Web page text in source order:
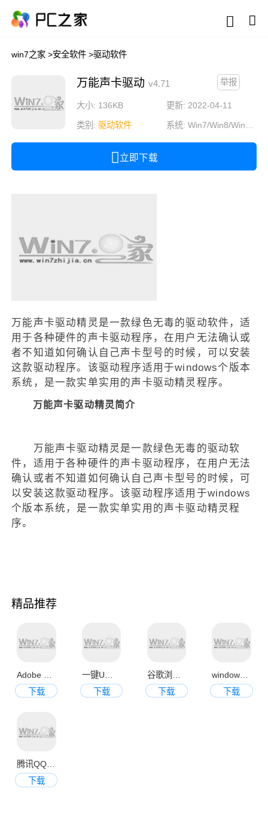
win7之家 >安全软件 >驱动软件
万能声卡驱动 v4.71 举报
大小: 136KB 更新: 2022-04-11
类别: 驱动软件 系统:Win7/Win8/Win10/Win11
立即下载
万能声卡驱动精灵是一款绿色无毒的驱动软件，适
用于各种硬件的声卡驱动程序，在用户无法确认或
者不知道如何确认自己声卡型号的时候，可以安装
这款驱动程序。该驱动程序适用于windows个版本
系统，是一款实单实用的声卡驱动精灵程序。
万能声卡驱动精灵简介
万能声卡驱动精灵是一款绿色无毒的驱动软
件，适用于各种硬件的声卡驱动程序，在用户无法
确认或者不知道如何确认自己声卡型号的时候，可
以安装这款驱动程序。该驱动程序适用于windows
个版本系统，是一款实单实用的声卡驱动精灵程
序。
精品推荐
下载
下载
下载
下载
腾讯QQ2013官方正式版
下载